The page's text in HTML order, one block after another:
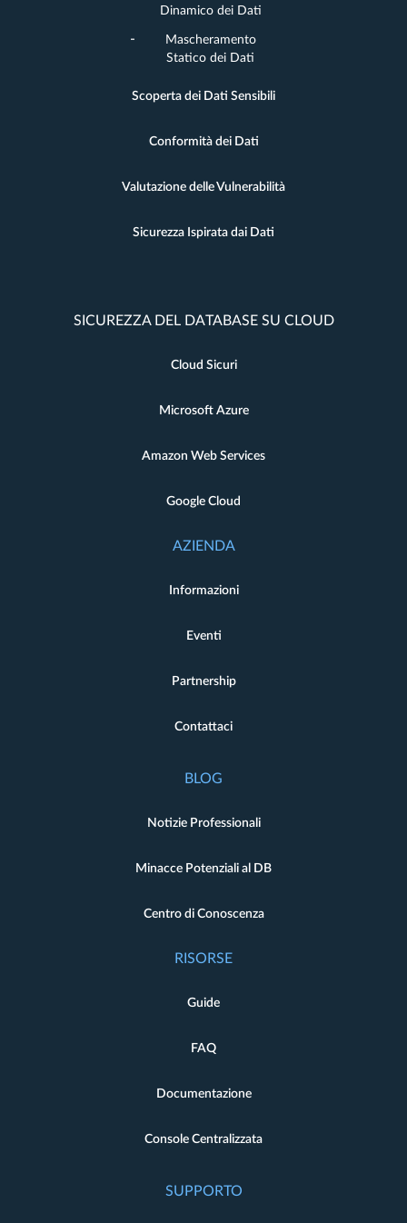
Dinamico dei Dati
Mascheramento
Statico dei Dati
Scoperta dei Dati Sensibili
Conformità dei Dati
Valutazione delle Vulnerabilità
Sicurezza Ispirata dai Dati
SICUREZZA DEL DATABASE SU CLOUD
Cloud Sicuri
Microsoft Azure
Amazon Web Services
Google Cloud
AZIENDA
Informazioni
Eventi
Partnership
Contattaci
BLOG
Notizie Professionali
Minacce Potenziali al DB
Centro di Conoscenza
RISORSE
Guide
FAQ
Documentazione
Console Centralizzata
SUPPORTO